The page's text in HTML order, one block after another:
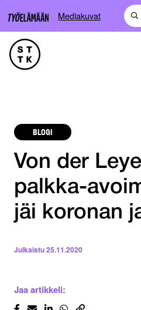
Mediakuvat
BLOGI
Von der
palkka-
jäi koronan
Julkaistu25.11.2020
Jaa artikkeli: